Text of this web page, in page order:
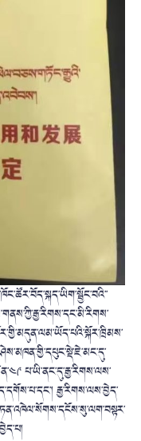
པ་ཡི་ནང་དུ་རྒྱ་རིགས་ལས་
རྒྱ་རིགས་ལས་བྱེད་